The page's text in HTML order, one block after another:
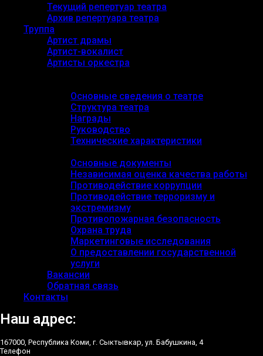
Текущий репертуар театра
Архив репертуара театра
Труппа
Артист драмы
Артист-вокалист
Артисты оркестра
Основные сведения о театре
Структура театра
Награды
Руководство
Технические характеристики
Основные документы
Независимая оценка качества работы
Противодействие коррупции
Противодействие терроризму и
экстремизму
Противопожарная безопасность
Охрана труда
Маркетинговые исследования
О предоставлении государственной
услуги
Вакансии
Обратная связь
Контакты
Наш адрес:
167000, Республика Коми, г. Сыктывкар, ул. Бабушкина, 4
Телефон